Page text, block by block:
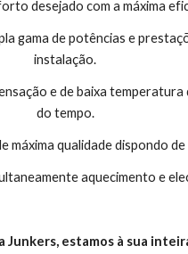
desejado com a máxima
gama de potências e
instalação.
e de baixa
do tempo.
qualidade dispondo
aquecimento e
estamos à sua